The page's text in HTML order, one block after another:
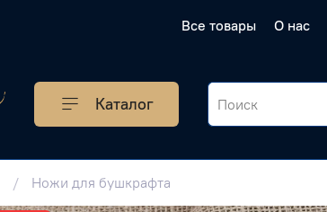
Все товары О нас
Каталог
Ножи для бушкрафта